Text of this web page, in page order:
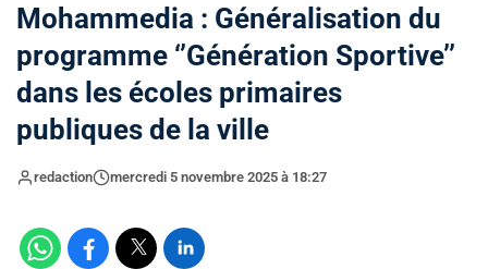
Mohammedia : Généralisation du
programme ‘’Génération Sportive’’
dans les écoles primaires
publiques de la ville
redaction mercredi 5 novembre 2025 à 18:27